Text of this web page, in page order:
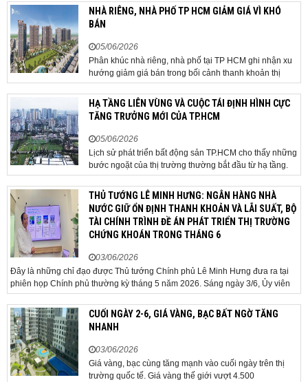
phương án hạ tầng mang tính đột phá khi đề xuất xây
dựng tuyến hầm ngầm xuyên qua khu vực sân...
NHÀ RIÊNG, NHÀ PHỐ TP HCM GIẢM GIÁ VÌ KHÓ
BÁN
05/06/2026
Phân khúc nhà riêng, nhà phố tại TP HCM ghi nhận xu
hướng giảm giá bán trong bối cảnh thanh khoản thị
trường suy yếu, người mua thận trọng. Sau hơn 5 tháng
rao bán căn nhà trong hẻm khu vực Bảy Hiền, anh
Minh, một chủ nhà tại TP HCM, chấp nhận hạ giá...
HẠ TẦNG LIÊN VÙNG VÀ CUỘC TÁI ĐỊNH HÌNH CỰC
TĂNG TRƯỞNG MỚI CỦA TP.HCM
05/06/2026
Lịch sử phát triển bất động sản TP.HCM cho thấy những
bước ngoặt của thị trường thường bắt đầu từ hạ tầng.
Khi các tuyến kết nối liên vùng đồng loạt tăng tốc, cấu
trúc phát triển đô thị đang dần thay đổi, mở ra những
hành lang tăng trưởng mới và kéo theo quá...
THỦ TƯỚNG LÊ MINH HƯNG: NGÂN HÀNG NHÀ
NƯỚC GIỮ ỔN ĐỊNH THANH KHOẢN VÀ LÃI SUẤT, BỘ
TÀI CHÍNH TRÌNH ĐỀ ÁN PHÁT TRIỂN THỊ TRƯỜNG
CHỨNG KHOÁN TRONG THÁNG 6
03/06/2026
Đây là những chỉ đạo được Thủ tướng Chính phủ Lê Minh Hưng đưa ra tại
phiên họp Chính phủ thường kỳ tháng 5 năm 2026. Sáng ngày 3/6, Ủy viên
Bộ Chính trị, Bí thư Đảng ủy Chính phủ, Thủ tướng Chính phủ Lê Minh Hưng
đã chủ trì phiên họp Chính phủ thường...CUỐI NGÀY 2-6, GIÁ VÀNG, BẠC BẤT NGỜ TĂNG
NHANH
03/06/2026
Giá vàng, bạc cùng tăng mạnh vào cuối ngày trên thị
trường quốc tế. Giá vàng thế giới vượt 4.500